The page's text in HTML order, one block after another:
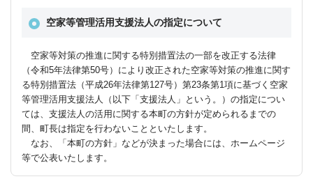
空家等管理活用支援法人の指定について
空家等対策の推進に関する特別措置法の一部を改正する法律
（令和5年法律第50号）により改正された空家等対策の推進に関す
る特別措置法（平成26年法律第127号）第23条第1項に基づく空家
等管理活用支援法人（以下「支援法人」という。）の指定につい
ては、支援法人の活用に関する本町の方針が定められるまでの
間、町長は指定を行わないことといたします。
なお、「本町の方針」などが決まった場合には、ホームページ
等で公表いたします。